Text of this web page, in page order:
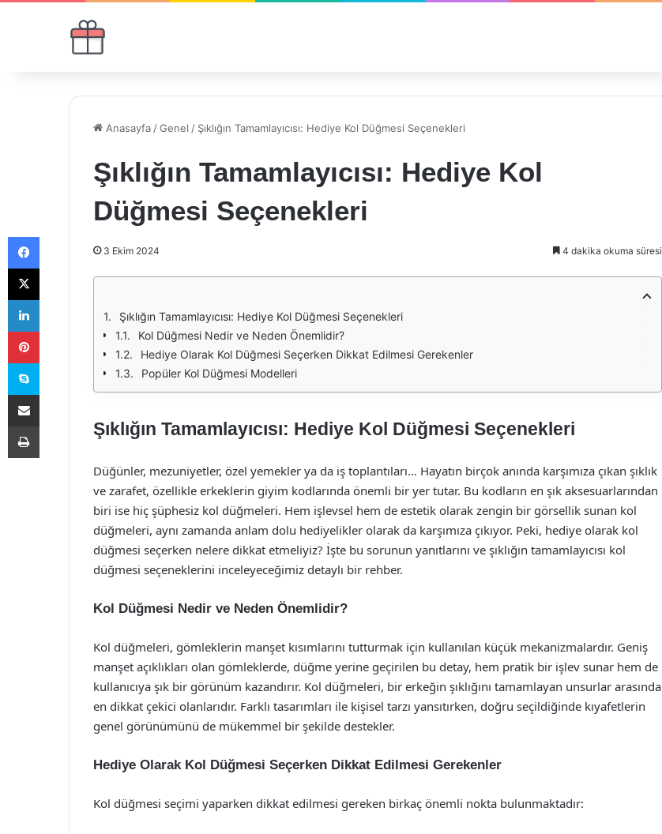
Anasayfa /Genel / Şıklığın Tamamlayıcısı: Hediye Kol Düğmesi Seçenekleri
Şıklığın Tamamlayıcısı: Hediye Kol
Düğmesi Seçenekleri
3 Ekim 2024 4 dakika okuma süresi
Şıklığın Tamamlayıcısı: Hediye Kol Düğmesi Seçenekleri
Kol Düğmesi Nedir ve Neden Önemlidir?
Hediye Olarak Kol Düğmesi Seçerken Dikkat Edilmesi Gerekenler
Popüler Kol Düğmesi Modelleri
Şıklığın Tamamlayıcısı: Hediye Kol Düğmesi Seçenekleri
Düğünler, mezuniyetler, özel yemekler ya da iş toplantıları… Hayatın birçok anında karşımıza çıkan şıklık
ve zarafet, özellikle erkeklerin giyim kodlarında önemli bir yer tutar. Bu kodların en şık aksesuarlarından
biri ise hiç şüphesiz kol düğmeleri. Hem işlevsel hem de estetik olarak zengin bir görsellik sunan kol
düğmeleri, aynı zamanda anlam dolu hediyelikler olarak da karşımıza çıkıyor. Peki, hediye olarak kol
düğmesi seçerken nelere dikkat etmeliyiz? İşte bu sorunun yanıtlarını ve şıklığın tamamlayıcısı kol
düğmesi seçeneklerini inceleyeceğimiz detaylı bir rehber.
Kol Düğmesi Nedir ve Neden Önemlidir?
Kol düğmeleri, gömleklerin manşet kısımlarını tutturmak için kullanılan küçük mekanizmalardır. Geniş
manşet açıklıkları olan gömleklerde, düğme yerine geçirilen bu detay, hem pratik bir işlev sunar hem de
kullanıcıya şık bir görünüm kazandırır. Kol düğmeleri, bir erkeğin şıklığını tamamlayan unsurlar arasında
en dikkat çekici olanlarıdır. Farklı tasarımları ile kişisel tarzı yansıtırken, doğru seçildiğinde kıyafetlerin
genel görünümünü de mükemmel bir şekilde destekler.
Hediye Olarak Kol Düğmesi Seçerken Dikkat Edilmesi Gerekenler
Kol düğmesi seçimi yaparken dikkat edilmesi gereken birkaç önemli nokta bulunmaktadır:
Facebook
X
LinkedIn
Pinterest
Skype
E-Posta ile paylaş